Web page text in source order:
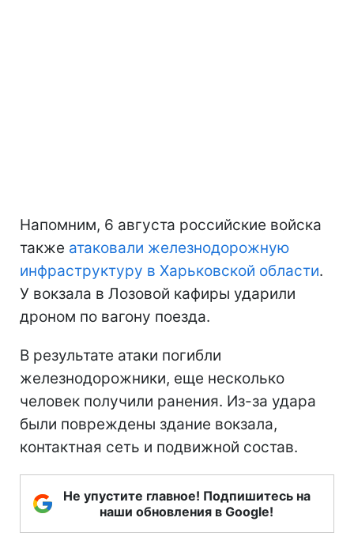
Напомним, 6 августа российские войска
также атаковали железнодорожную
инфраструктуру в Харьковской области.
У вокзала в Лозовой кафиры ударили
дроном по вагону поезда.
В результате атаки погибли
железнодорожники, еще несколько
человек получили ранения. Из-за удара
были повреждены здание вокзала,
контактная сеть и подвижной состав.
Не упустите главное! Подпишитесь на
наши обновления в Google!